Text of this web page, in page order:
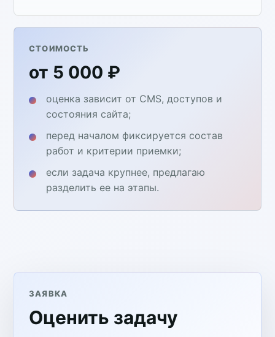
СТОИМОСТЬ
от 5 000 ₽
оценка зависит от CMS, доступов и
состояния сайта;
перед началом фиксируется состав
работ и критерии приемки;
если задача крупнее, предлагаю
разделить ее на этапы.
ЗАЯВКА
Оценить задачу